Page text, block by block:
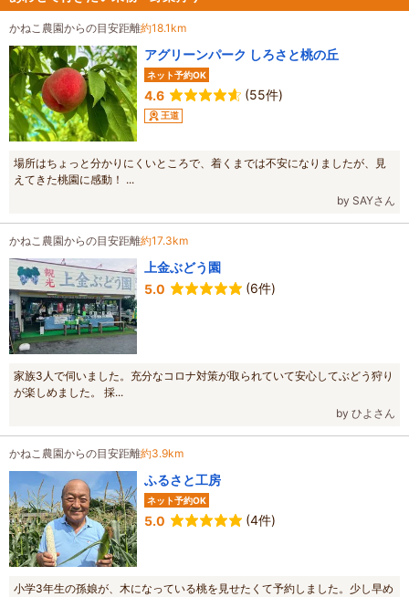
かねこ農園からの目安距離約18.1km
アグリーンパーク しろさと桃の丘
ネット予約OK
4.6 (55件)
王道
場所はちょっと分かりにくいところで、着くまでは不安になりましたが、見
えてきた桃園に感動！ ...
by SAYさん
かねこ農園からの目安距離約17.3km
上金ぶどう園
5.0
(6件)
家族3人で伺いました。充分なコロナ対策が取られていて安心してぶどう狩り
が楽しめました。 採...
by ひよさん
かねこ農園からの目安距離約3.9km
ふるさと工房
ネット予約OK
5.0 (4件)
小学3年生の孫娘が、木になっている桃を見せたくて予約しました。少し早め